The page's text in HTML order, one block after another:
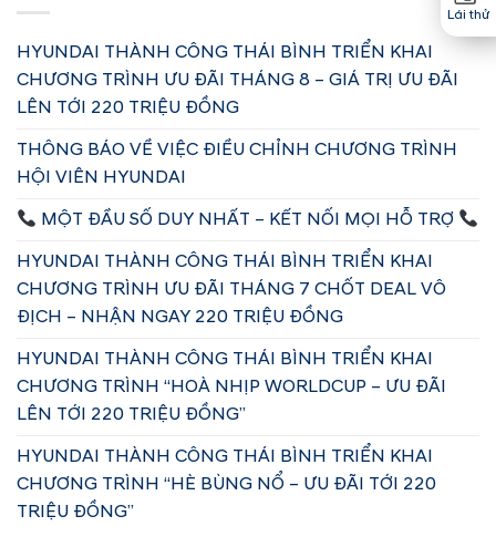
HYUNDAI THÀNH CÔNG THÁI BÌNH TRIỂN KHAI
CHƯƠNG TRÌNH ƯU ĐÃI THÁNG 8 – GIÁ TRỊ ƯU ĐÃI
LÊN TỚI 220 TRIỆU ĐỒNG
THÔNG BÁO VỀ VIỆC ĐIỀU CHỈNH CHƯƠNG TRÌNH
HỘI VIÊN HYUNDAI
MỘT ĐẦU SỐ DUY NHẤT – KẾT NỐI MỌI HỖ TRỢ
HYUNDAI THÀNH CÔNG THÁI BÌNH TRIỂN KHAI
CHƯƠNG TRÌNH ƯU ĐÃI THÁNG 7 CHỐT DEAL VÔ
ĐỊCH – NHẬN NGAY 220 TRIỆU ĐỒNG
HYUNDAI THÀNH CÔNG THÁI BÌNH TRIỂN KHAI
CHƯƠNG TRÌNH “HOÀ NHỊP WORLDCUP – ƯU ĐÃI
LÊN TỚI 220 TRIỆU ĐỒNG”
HYUNDAI THÀNH CÔNG THÁI BÌNH TRIỂN KHAI
CHƯƠNG TRÌNH “HÈ BÙNG NỔ – ƯU ĐÃI TỚI 220
TRIỆU ĐỒNG”
Lái thử